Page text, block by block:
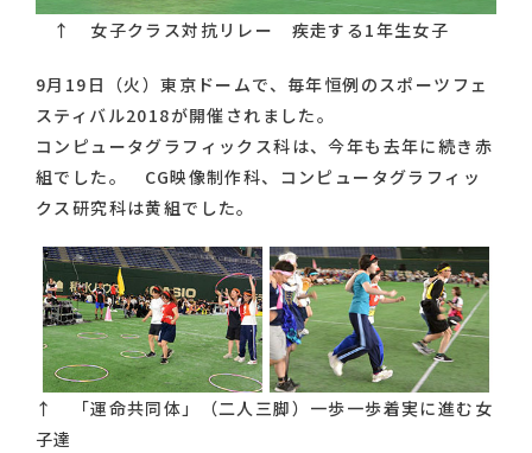
↑ 女子クラス対抗リレー 疾走する1年生女子
9月19日（火）東京ドームで、毎年恒例のスポーツフェ
スティバル2018が開催されました。
コンピュータグラフィックス科は、今年も去年に続き赤
組でした。 CG映像制作科、コンピュータグラフィッ
クス研究科は黄組でした。
↑ 「運命共同体」（二人三脚）一歩一歩着実に進む女
子達